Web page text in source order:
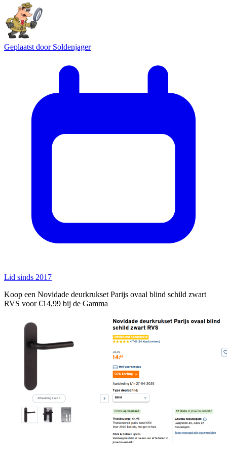
Geplaatst door Soldenjager
Lid sinds 2017
Koop een Novidade deurkrukset Parijs ovaal blind schild zwart
RVS voor €14,99 bij de Gamma